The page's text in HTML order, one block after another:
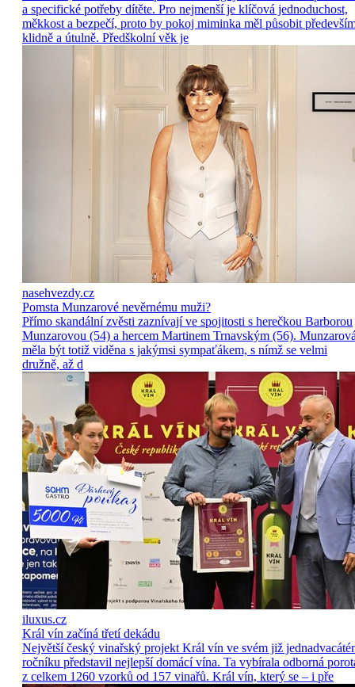
a specifické potřeby dítěte. Pro nejmenší je klíčová jednoduchost,
měkkost a bezpečí, proto by pokoj miminka měl působit
klidně a útulně. Předškolní věk je
nasehvezdy.cz
Pomsta Munzarové nevěrnému muži?
Přímo skandální zvěsti zaznívají ve spojitosti s herečkou Barborou
Munzarovou (54) a hercem Martinem Trnavským (56).
měla být totiž viděna s jakýmsi sympaťákem, s nímž se velmi
družně, až d
iluxus.cz
Král vín začíná třetí dekádu
Největší český vinařský projekt Král vín ve svém již
ročníku představil nejlepší domácí vína. Ta vybírala odborná
z celkem 1260 vzorků od 157 vinařů. Král vín, který se – i pře